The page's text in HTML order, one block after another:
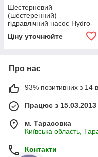
Шестерневий
(шестеренний)
гідравлічний насос Hydro-
Ціну уточнюйте
Про нас
93% позитивних з 14
Працює з 15.03.2013
м. Тарасовка
Київська область,
Контакти